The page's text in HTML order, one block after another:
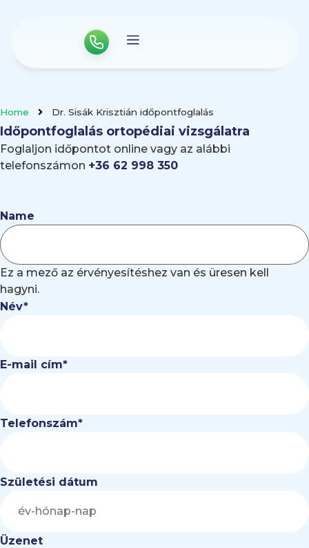
Home Dr. Sisák Krisztián időpontfoglalás
Időpontfoglalás ortopédiai vizsgálatra
Foglaljon időpontot online vagy az alábbi
telefonszámon +36 62 998 350
Name
Ez a mező az érvényesítéshez van és üresen kell
hagyni.
Név*
E-mail cím*
Telefonszám*
Születési dátum
Üzenet